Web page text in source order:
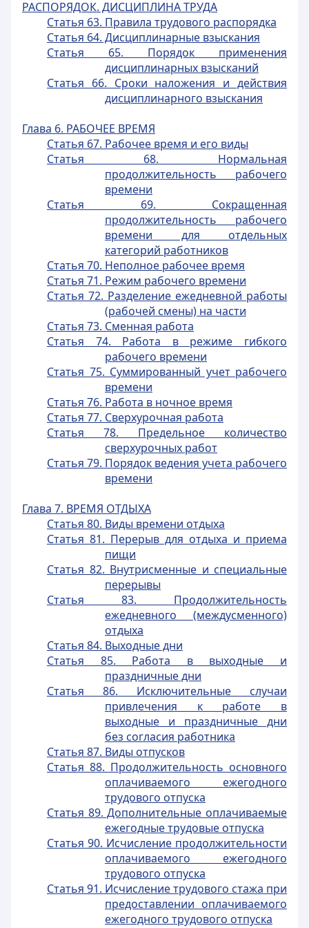
РАСПОРЯДОК. ДИСЦИПЛИНА ТРУДА
Статья 63. Правила трудового распорядка
Статья 64. Дисциплинарные взыскания
Статья 65. Порядок применения
дисциплинарных взысканий
Статья 66. Сроки наложения и действия
дисциплинарного взыскания
Глава 6. РАБОЧЕЕ ВРЕМЯ
Статья 67. Рабочее время и его виды
Статья 68. Нормальная
продолжительность рабочего
времени
Статья 69. Сокращенная
продолжительность рабочего
времени для отдельных
категорий работников
Статья 70. Неполное рабочее время
Статья 71. Режим рабочего времени
Статья 72. Разделение ежедневной работы
(рабочей смены) на части
Статья 73. Сменная работа
Статья 74. Работа в режиме гибкого
рабочего времени
Статья 75. Суммированный учет рабочего
времени
Статья 76. Работа в ночное время
Статья 77. Сверхурочная работа
Статья 78. Предельное количество
сверхурочных работ
Статья 79. Порядок ведения учета рабочего
времени
Глава 7. ВРЕМЯ ОТДЫХА
Статья 80. Виды времени отдыха
Статья 81. Перерыв для отдыха и приема
пищи
Статья 82. Внутрисменные и специальные
перерывы
Статья 83. Продолжительность
ежедневного (междусменного)
отдыха
Статья 84. Выходные дни
Статья 85. Работа в выходные и
праздничные дни
Статья 86. Исключительные случаи
привлечения к работе в
выходные и праздничные дни
без согласия работника
Статья 87. Виды отпусков
Статья 88. Продолжительность основного
оплачиваемого ежегодного
трудового отпуска
Статья 89. Дополнительные оплачиваемые
ежегодные трудовые отпуска
Статья 90. Исчисление продолжительности
оплачиваемого ежегодного
трудового отпуска
Статья 91. Исчисление трудового стажа при
предоставлении оплачиваемого
ежегодного трудового отпуска